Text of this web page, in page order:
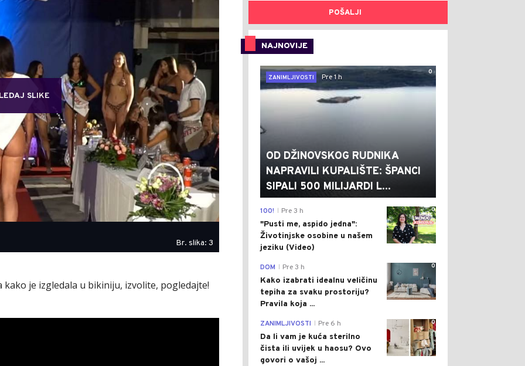
SLIKE
Br. slika: 3
je izgledala u bikiniju, izvolite, pogledajte!
POŠALJI
NAJNOVIJE
0
ZANIMLJIVOSTI
Pre 1 h
OD DŽINOVSKOG RUDNIKA
NAPRAVILI KUPALIŠTE: ŠPANCI
SIPALI 500 MILIJARDI L...
0
100! Pre 3 h
"Pusti me, aspido jedna":
Životinjske osobine u našem
jeziku (Video)
0
DOM Pre 3 h
Kako izabrati idealnu veličinu
tepiha za svaku prostoriju?
Pravila koja ...
0
ZANIMLJIVOSTI Pre 6 h
Da li vam je kuća sterilno
čista ili uvijek u haosu? Ovo
govori o vašoj ...